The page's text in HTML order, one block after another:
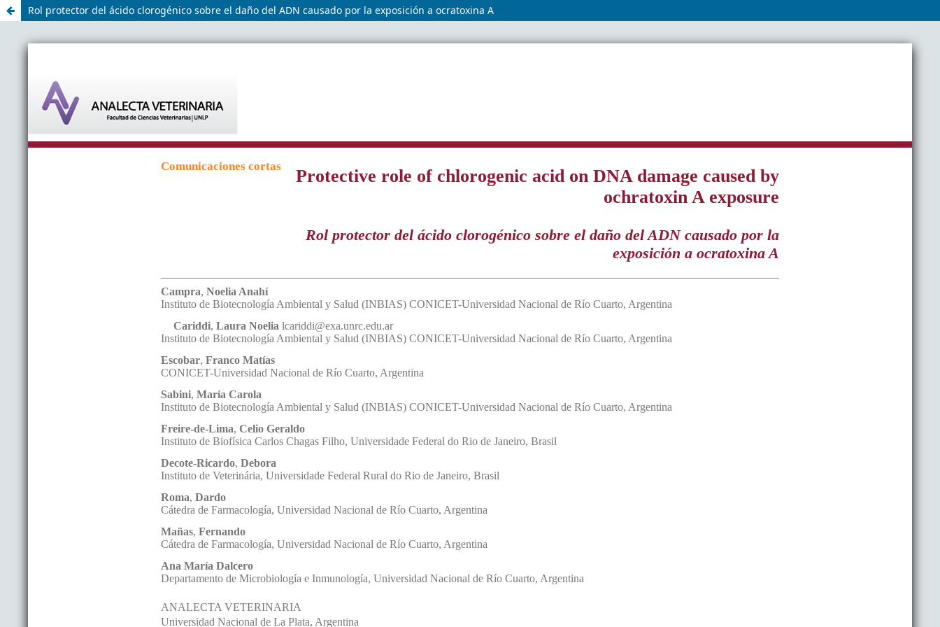
Rol protector del ácido clorogénico sobre el daño del ADN causado por la exposición a ocratoxina A